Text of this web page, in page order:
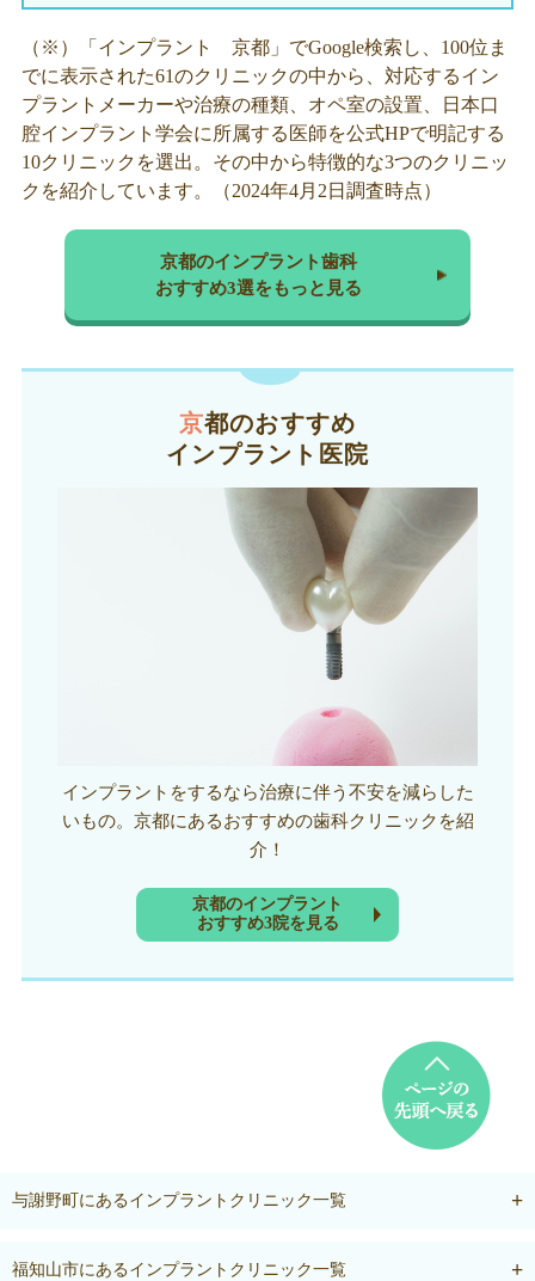
（※）「インプラント 京都」でGoogle検索し、100位ま
でに表示された61のクリニックの中から、対応するイン
プラントメーカーや治療の種類、オペ室の設置、日本口
腔インプラント学会に所属する医師を公式HPで明記する
10クリニックを選出。その中から特徴的な3つのクリニッ
クを紹介しています。（2024年4月2日調査時点）
京都のインプラント歯科
おすすめ3選をもっと見る
京都のおすすめ
インプラント医院
インプラントをするなら治療に伴う不安を減らした
いもの。京都にあるおすすめの歯科クリニックを紹
介！
京都のインプラント
おすすめ3院を見る
与謝野町にあるインプラントクリニック一覧
福知山市にあるインプラントクリニック一覧